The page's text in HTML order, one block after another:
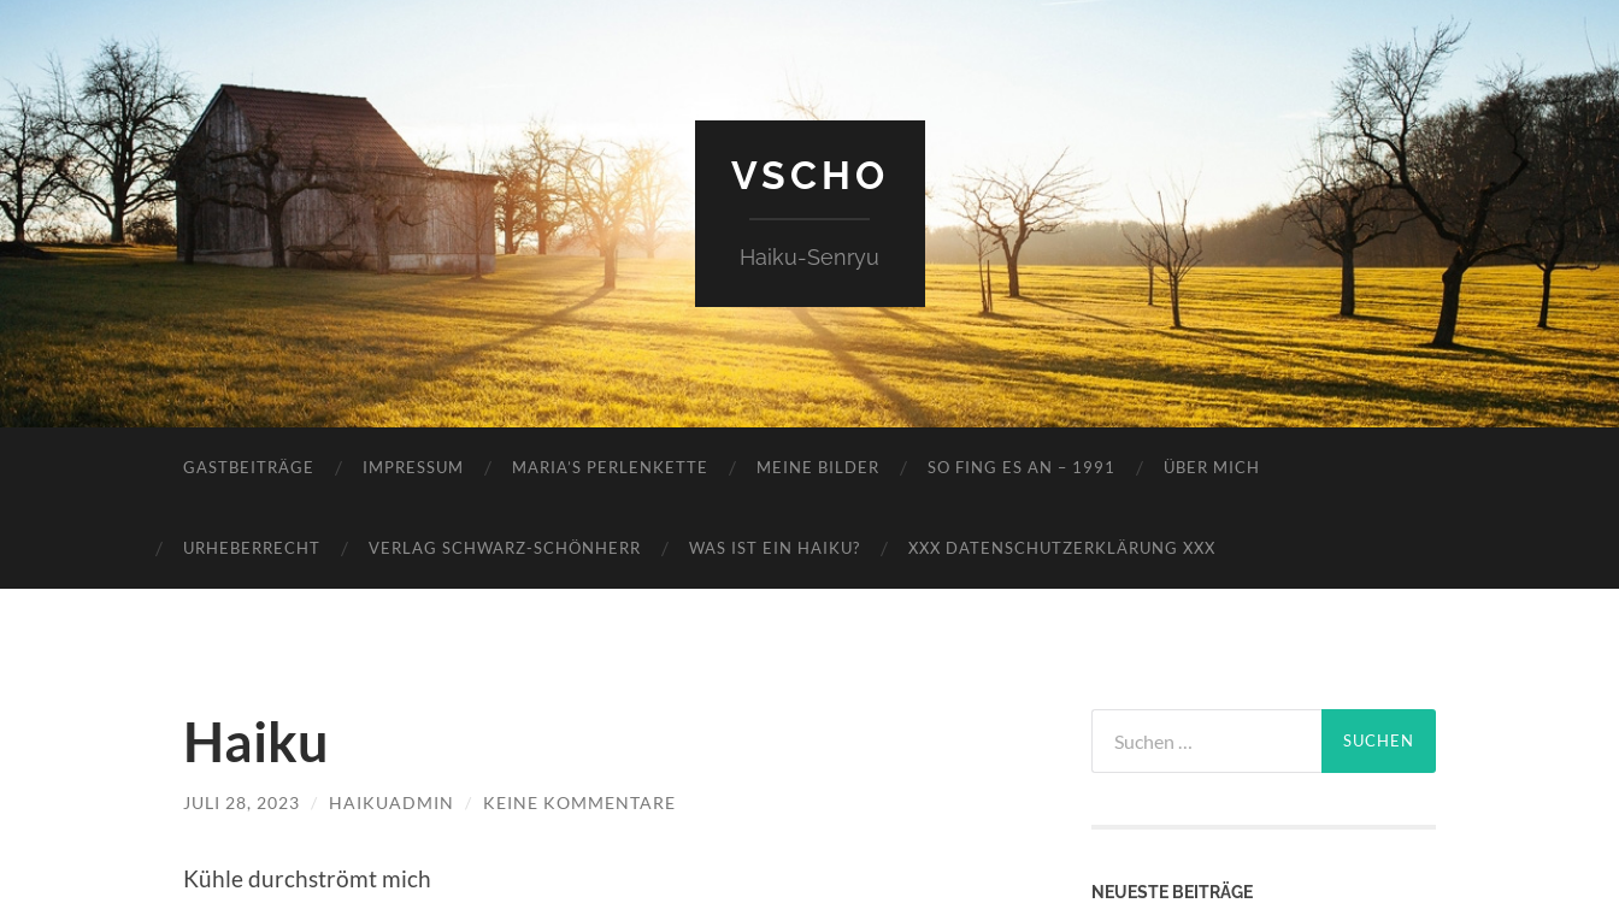
VSCHO
Haiku-Senryu
GASTBEITRÄGE IMPRESSUM MARIA’S PERLENKETTE MEINE BILDER SO FING ES AN – 1991 ÜBER MICH
URHEBERRECHT VERLAG SCHWARZ-SCHÖNHERR WAS IST EIN HAIKU? XXX DATENSCHUTZERKLÄRUNG XXX
Haiku
JULI 28, 2023 / HAIKUADMIN / KEINE KOMMENTARE
Kühle durchströmt mich
nach:
NEUESTE BEITRÄGE